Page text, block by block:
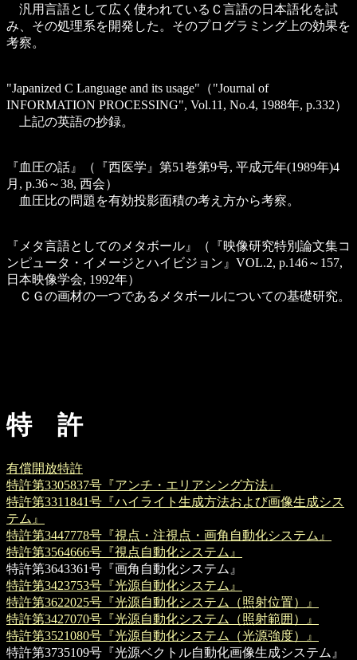
汎用言語として広く使われているＣ言語の日本語化を試
み、その処理系を開発した。そのプログラミング上の効果を
考察。
"Japanized C Language and its usage"（"Journal of
INFORMATION PROCESSING", Vol.11, No.4, 1988年, p.332）
上記の英語の抄録。
『血圧の話』（『西医学』第51巻第9号, 平成元年(1989年)4
月, p.36～38, 西会）
血圧比の問題を有効投影面積の考え方から考察。
『メタ言語としてのメタボール』（『映像研究特別論文集コ
ンピュータ・イメージとハイビジョン』VOL.2, p.146～157,
日本映像学会, 1992年）
ＣＧの画材の一つであるメタボールについての基礎研究。
特 許
有償開放特許
特許第3305837号『アンチ・エリアシング方法』
特許第3311841号『ハイライト生成方法および画像生成シス
テム』
特許第3447778号『視点・注視点・画角自動化システム』
特許第3564666号『視点自動化システム』
特許第3643361号『画角自動化システム』
特許第3423753号『光源自動化システム』
特許第3622025号『光源自動化システム（照射位置）』
特許第3427070号『光源自動化システム（照射範囲）』
特許第3521080号『光源自動化システム（光源強度）』
特許第3735109号『光源ベクトル自動化画像生成システム』